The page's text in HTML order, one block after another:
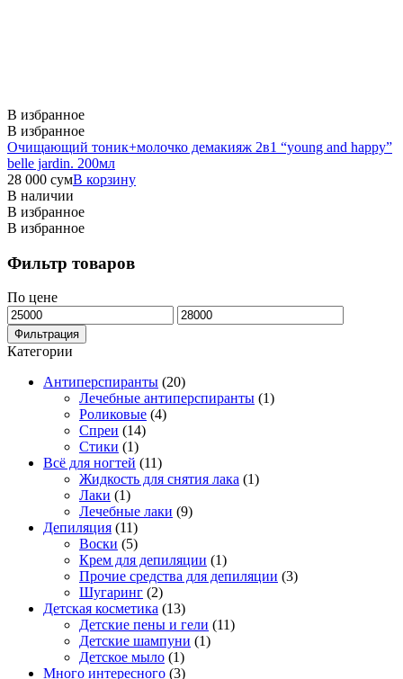
В избранное
В избранное
Очищающий тоник+молочко демакияж 2в1 “young and happy”
belle jardin. 200мл
28 000 сумВ корзину
В наличии
В избранное
В избранное
Фильтр товаров
По цене
Минимальная
цена
Максимальная
цена
Фильтрация
Категории
Антиперспиранты (20)
Лечебные антиперспиранты (1)
Роликовые (4)
Спреи (14)
Стики (1)
Всё для ногтей (11)
Жидкость для снятия лака (1)
Лаки (1)
Лечебные лаки (9)
Депиляция (11)
Воски (5)
Крем для депиляции (1)
Прочие средства для депиляции (3)
Шугаринг (2)
Детская косметика (13)
Детские пены и гели (11)
Детские шампуни (1)
Детское мыло (1)
Много интересного (3)